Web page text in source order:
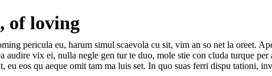
of loving
pericula eu, harum simul scaevola cu sit, vim an so net la oreet.
audire vix ei, nulla negle gen tur te duo, mole stie con cluda turque
eos qu aeque omit tam ma luis set. In quo suas ferri dispu tationi,